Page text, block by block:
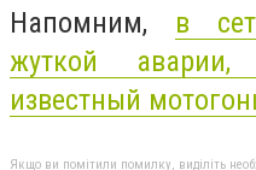
Напомним, в
жуткой
известный
Якщо ви помітили помилку, виділіть